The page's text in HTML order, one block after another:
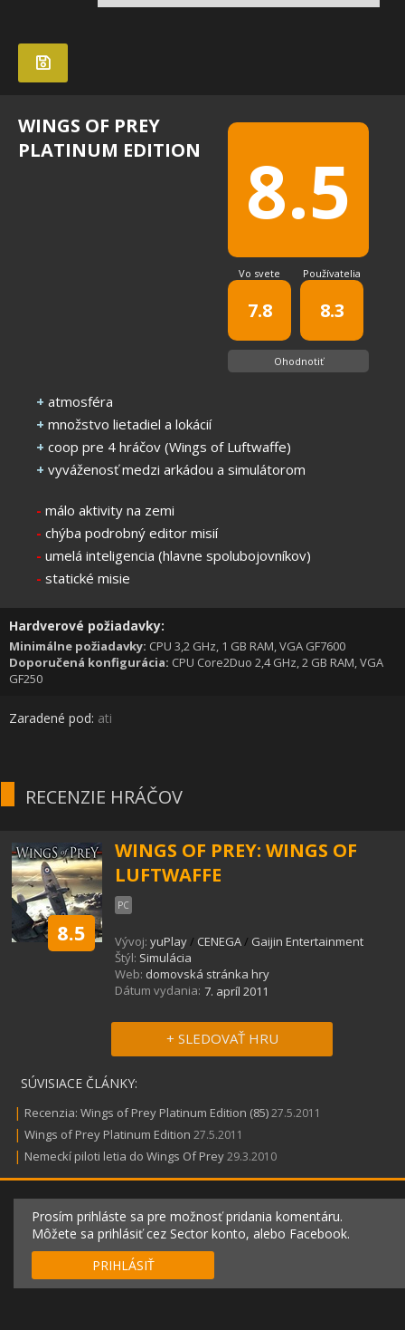
8.5
Vo svete
7.8
Používatelia
8.3
Ohodnotiť
WINGS OF PREY
PLATINUM EDITION
+ atmosféra
+ množstvo lietadiel a lokácií
+ coop pre 4 hráčov (Wings of Luftwaffe)
+ vyváženosť medzi arkádou a simulátorom
- málo aktivity na zemi
- chýba podrobný editor misií
- umelá inteligencia (hlavne spolubojovníkov)
- statické misie
Hardverové požiadavky:
Minimálne požiadavky: CPU 3,2 GHz, 1 GB RAM, VGA GF7600
Doporučená konfigurácia: CPU Core2Duo 2,4 GHz, 2 GB RAM, VGA
GF250
Zaradené pod: ati
RECENZIE HRÁČOV
8.5
WINGS OF PREY: WINGS OF
LUFTWAFFE
PC
Vývoj: yuPlay/ CENEGA/ Gaijin Entertainment
Štýl: Simulácia
Web: domovská stránka hry
Dátum vydania: 7. apríl 2011
+ SLEDOVAŤ HRU
SÚVISIACE ČLÁNKY:
| Recenzia: Wings of Prey Platinum Edition (85)27.5.2011
| Wings of Prey Platinum Edition 27.5.2011
| Nemeckí piloti letia do Wings Of Prey29.3.2010
Prosím prihláste sa pre možnosť pridania komentáru.
Môžete sa prihlásiť cez Sector konto, alebo Facebook.
PRIHLÁSIŤ